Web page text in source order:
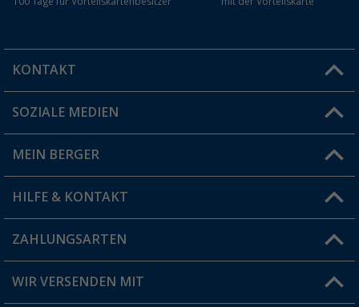
KONTAKT
Du hast eine Frage?
Filiale finden
SOZIALE MEDIEN
MEIN BERGER
Vorteilskarte
Blog
Jobs & Karriere
HILFE & KONTAKT
FAQ & Kontakt
Versandinformationen
ZAHLUNGSARTEN
WIR VERSENDEN MIT